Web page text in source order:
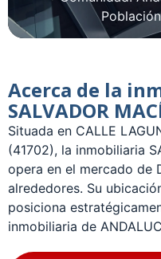
Acerca de la
SALVADOR
Situada en CALLE
(41702), la inmobiliaria
opera en el mercado de
alrededores. Su
posiciona
inmobiliaria de